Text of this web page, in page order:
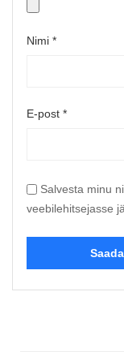
Nimi *
E-post *
Salvesta minu
veebilehitsejasse